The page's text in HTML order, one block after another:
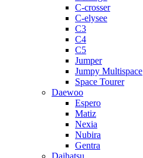
C-crosser
C-elysee
C3
C4
C5
Jumper
Jumpy Multispace
Space Tourer
Daewoo
Espero
Matiz
Nexia
Nubira
Gentra
Daihatsu